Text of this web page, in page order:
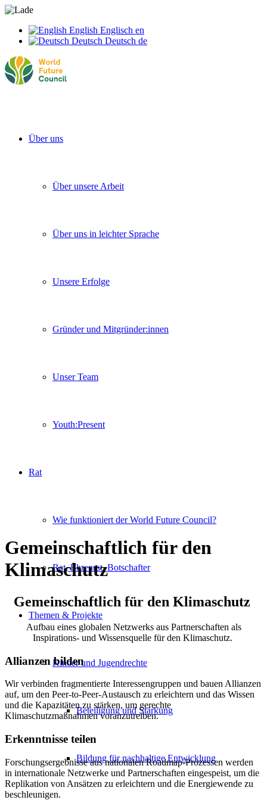
English Englisch en
Deutsch Deutsch de
Über uns
Über unsere Arbeit
Über uns in leichter Sprache
Unsere Erfolge
Gründer und Mitgründer:innen
Unser Team
Youth:Present
Rat
Wie funktioniert der World Future Council?
Rat, Ehrenrat, Botschafter
Themen & Projekte
Kinder und Jugendrechte
Beteiligung und Stärkung
Bildung für nachhaltige Entwicklung
Gemeinschaftlich für den
Klimaschutz
Gemeinschaftlich für den Klimaschutz
Aufbau eines globalen Netzwerks aus Partnerschaften als
Inspirations- und Wissensquelle für den Klimaschutz.
Allianzen bilden
Wir verbinden fragmentierte Interessengruppen und bauen Allianzen
auf, um den Peer-to-Peer-Austausch zu erleichtern und das Wissen
und die Kapazitäten zu stärken, um gerechte
Klimaschutzmaßnahmen voranzutreiben.
Erkenntnisse teilen
Forschungsergebnisse aus nationalen Roadmap-Prozessen werden
in internationale Netzwerke und Partnerschaften eingespeist, um die
Replikation von Ansätzen zu erleichtern und die Energiewende zu
beschleunigen.